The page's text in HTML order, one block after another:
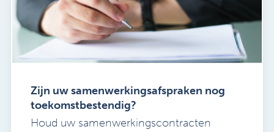
Zijn uw samenwerkingsafspraken nog
toekomstbestendig?
Houd uw samenwerkingscontracten